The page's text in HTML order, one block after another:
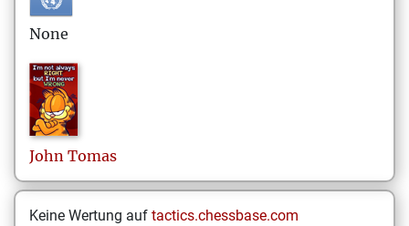
None
John Tomas
Keine Wertung auf tactics.chessbase.com